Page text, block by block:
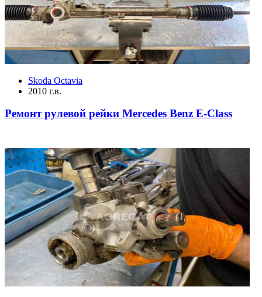
Skoda Octavia
2010 г.в.
Ремонт рулевой рейки Mercedes Benz E-Class